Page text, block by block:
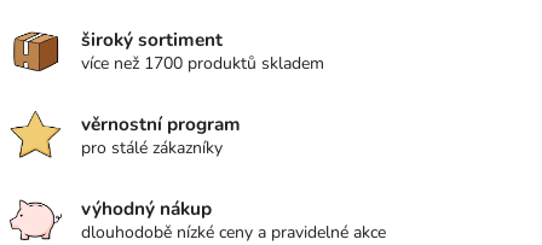
široký sortiment
více než 1700 produktů skladem
věrnostní program
pro stálé zákazníky
výhodný nákup
dlouhodobě nízké ceny a pravidelné akce